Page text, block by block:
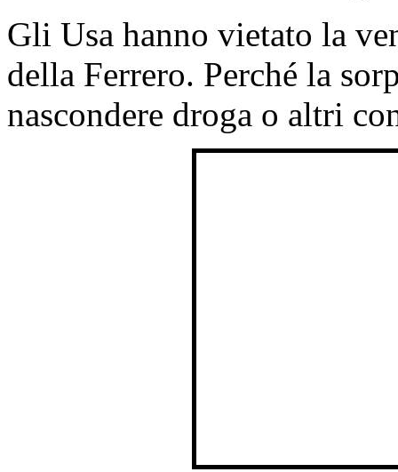
Gli Usa hanno vietato la
della Ferrero. Perché la
nascondere droga o altri